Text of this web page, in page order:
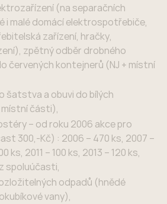
(na separačních
i malé domácí elektrospotřebiče,
zařízení, hračky,
zpětný odběr drobného
červených kontejnerů (NJ + místní
šatstva a obuvi do bílých
části),
– od roku 2006 akce pro
300,-Kč) : 2006 – 470 ks, 2007 –
ks, 2011 – 100 ks, 2013 – 120 ks,
spoluúčasti,
odpadů (hnědé
vany),